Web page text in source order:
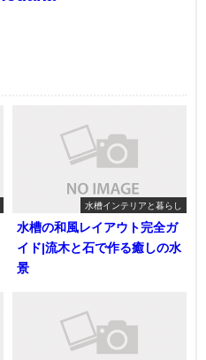
水槽インテリアと暮らし
水槽の和風レイアウト完全ガ
イド|流木と石で作る癒しの水
景